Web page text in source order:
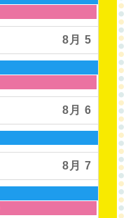
8月 5
8月 6
8月 7